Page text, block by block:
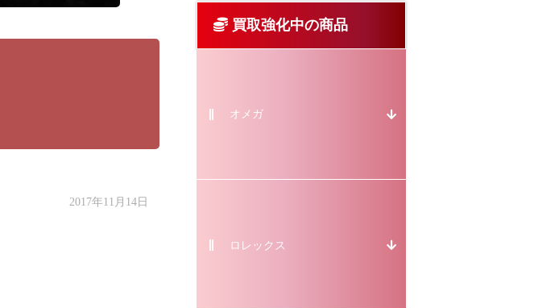
2017年11月14日
買取強化中の商品
オメガ
ロレックス